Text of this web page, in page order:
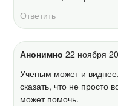
Ответить
Анонимно 22 ноября
Ученым может и
сказать, что не просто
может помочь.